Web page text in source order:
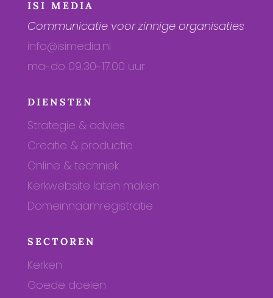
ISI MEDIA
Communicatie voor zinnige organisaties
info@isimedia.nl
ma-do 09.30-17.00 uur
DIENSTEN
Strategie & advies
Creatie & productie
Online & techniek
Kerkwebsite laten maken
Domeinnaamregistratie
SECTOREN
Kerken
Goede doelen